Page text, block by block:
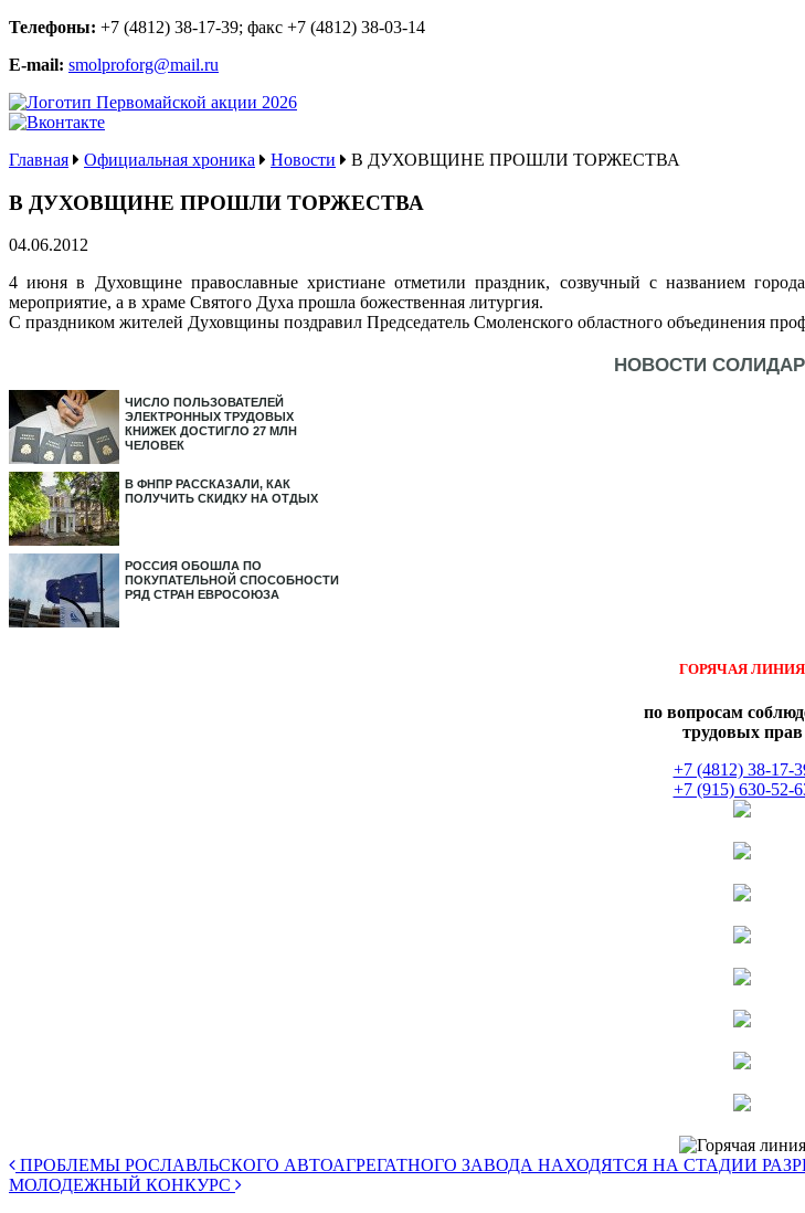
Телефоны: +7 (4812) 38-17-39; факс +7 (4812) 38-03-14
E-mail: smolproforg@mail.ru
Главная Официальная хроника Новости В ДУХОВЩИНЕ ПРОШЛИ ТОРЖЕСТВА
В ДУХОВЩИНЕ ПРОШЛИ ТОРЖЕСТВА
04.06.2012
4 июня в Духовщине православные христиане отметили праздник, созвучный с названием
мероприятие, а в храме Святого Духа прошла божественная литургия.
С праздником жителей Духовщины поздравил Председатель Смоленского областного объединения
НОВОСТИ
ЧИСЛО ПОЛЬЗОВАТЕЛЕЙ
ЭЛЕКТРОННЫХ ТРУДОВЫХ
КНИЖЕК ДОСТИГЛО 27 МЛН
ЧЕЛОВЕК
В ФНПР РАССКАЗАЛИ, КАК
ПОЛУЧИТЬ СКИДКУ НА ОТДЫХ
РОССИЯ ОБОШЛА ПО
ПОКУПАТЕЛЬНОЙ СПОСОБНОСТИ
РЯД СТРАН ЕВРОСОЮЗА
ГОРЯЧАЯ ЛИНИЯ
по вопросам
трудовых прав
+7 (4812) 38-17-
+7 (915) 630-52-
ПРОБЛЕМЫ РОСЛАВЛЬСКОГО АВТОАГРЕГАТНОГО ЗАВОДА НАХОДЯТСЯ НА СТАДИИ
МОЛОДЕЖНЫЙ КОНКУРС